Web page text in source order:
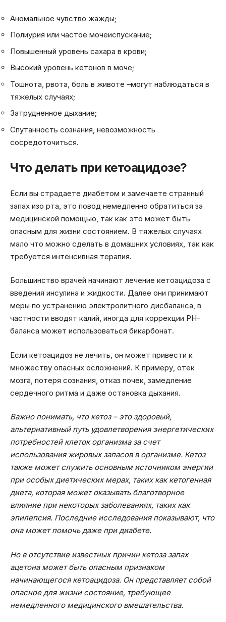
Аномальное чувство жажды;
Полиурия или частое мочеиспускание;
Повышенный уровень сахара в крови;
Высокий уровень кетонов в моче;
Тошнота, рвота, боль в животе –могут наблюдаться в
тяжелых случаях;
Затрудненное дыхание;
Спутанность сознания, невозможность
сосредоточиться.
Что делать при кетоацидозе?
Если вы страдаете диабетом и замечаете странный
запах изо рта, это повод немедленно обратиться за
медицинской помощью, так как это может быть
опасным для жизни состоянием. В тяжелых случаях
мало что можно сделать в домашних условиях, так как
требуется интенсивная терапия.
Большинство врачей начинают лечение кетоацидоза с
введения инсулина и жидкости. Далее они принимают
меры по устранению электролитного дисбаланса, в
частности вводят калий, иногда для коррекции PH-
баланса может использоваться бикарбонат.
Если кетоацидоз не лечить, он может привести к
множеству опасных осложнений. К примеру, отек
мозга, потеря сознания, отказ почек, замедление
сердечного ритма и даже остановка дыхания.
Важно понимать, что кетоз – это здоровый,
альтернативный путь удовлетворения энергетических
потребностей клеток организма за счет
использования жировых запасов в организме. Кетоз
также может служить основным источником энергии
при особых диетических мерах, таких как кетогенная
диета, которая может оказывать благотворное
влияние при некоторых заболеваниях, таких как
эпилепсия. Последние исследования показывают, что
она может помочь даже при диабете.
Но в отсутствие известных причин кетоза запах
ацетона может быть опасным признаком
начинающегося кетоацидоза. Он представляет собой
опасное для жизни состояние, требующее
немедленного медицинского вмешательства.